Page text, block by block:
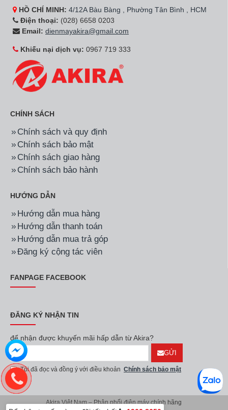
HỒ CHÍ MINH: 4/12A Bàu Bàng , Phường Tân Bình , HCM
Điện thoại: (028) 6658 0203
Email: dienmayakira@gmail.com
Khiếu nại dịch vụ: 0967 719 333
CHÍNH SÁCH
Chính sách và quy định
Chính sách bảo mật
Chính sách giao hàng
Chính sách bảo hành
HƯỚNG DẪN
Hướng dẫn mua hàng
Hướng dẫn thanh toán
Hướng dẫn mua trả góp
Đăng ký cộng tác viên
FANPAGE FACEBOOK
ĐĂNG KÝ NHẬN TIN
để nhận được khuyến mãi hấp dẫn từ Akira?
GỬI
Tôi đã đọc và đồng ý với điều khoản Chính sách bảo mật
Akira Việt Nam – Phân phối điện máy chính hãng